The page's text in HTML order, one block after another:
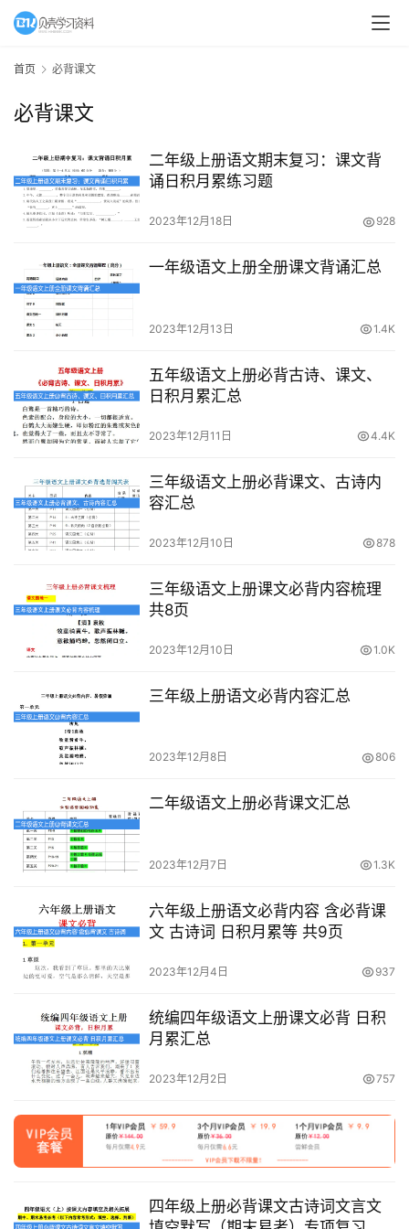
页
母
教
教
程
资
初
资
小
自
媒
源
高
料
童
国
学
蒙
登录
首页 必背课文
必背课文
二年级上册语文期末复习：课文背
诵日积月累练习题
2023年12月18日 928
一年级语文上册全册课文背诵汇总
2023年12月13日 1.4K
五年级语文上册必背古诗、课文、
日积月累汇总
2023年12月11日 4.4K
三年级语文上册必背课文、古诗内
容汇总
2023年12月10日 878
三年级语文上册课文必背内容梳理
共8页
2023年12月10日 1.0K
三年级上册语文必背内容汇总
2023年12月8日 806
二年级语文上册必背课文汇总
2023年12月7日 1.3K
六年级上册语文必背内容 含必背课
文 古诗词 日积月累等 共9页
2023年12月4日 937
统编四年级语文上册课文必背 日积
月累汇总
2023年12月2日 757
四年级上册必背课文古诗词文言文